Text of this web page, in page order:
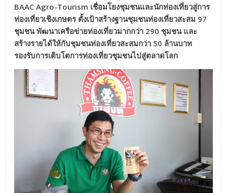
BAAC Agro-Tourism เชื่อมโยงชุมชนและนักท่องเที่ยวสู่การ
ท่องเที่ยวเชิงเกษตร ตั้งเป้าสร้างฐานชุมชนท่องเที่ยวสะสม 97
ชุมชน พัฒนาเครือข่ายท่องเที่ยวมากกว่า 290 ชุมชน และ
สร้างรายได้ให้กับชุมชนท่องเที่ยวสะสมกว่า 50 ล้านบาท
รองรับการเติบโตการท่องเที่ยวชุมชนไปสู่ตลาดโลก